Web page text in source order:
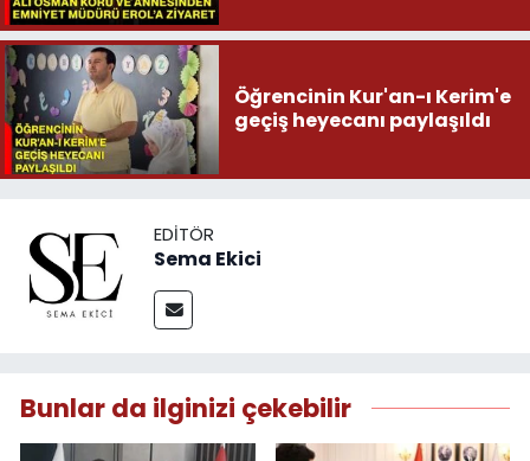
Öğrencinin Kur'an-ı Kerim'e
geçiş heyecanı paylaşıldı
EDITÖR
Sema Ekici
Bunlar da ilginizi çekebilir